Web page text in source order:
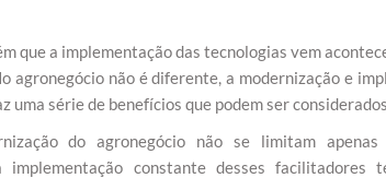
que a implementação das tecnologias vem
agronegócio não é diferente, a modernização e
uma série de benefícios que podem ser
do agronegócio não se limitam
implementação constante desses facilitadores